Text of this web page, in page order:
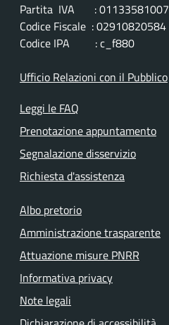
Partita IVA : 01133581007
Codice Fiscale : 02910820584
Codice IPA : c_f880
Ufficio Relazioni con il Pubblico
Leggi le FAQ
Prenotazione appuntamento
Segnalazione disservizio
Richiesta d'assistenza
Albo pretorio
Amministrazione trasparente
Attuazione misure PNRR
Informativa privacy
Note legali